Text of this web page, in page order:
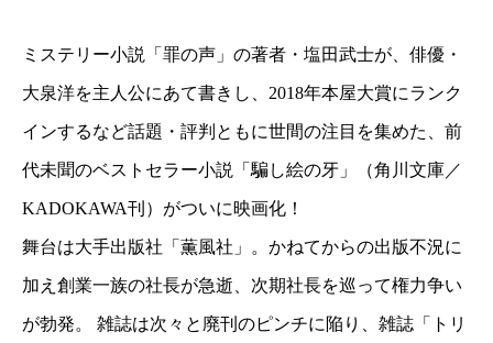
ミステリー小説「罪の声」の著者・塩田武士が、俳優・
大泉洋を主人公にあて書きし、2018年本屋大賞にランク
インするなど話題・評判ともに世間の注目を集めた、前
代未聞のベストセラー小説「騙し絵の牙」（角川文庫／
KADOKAWA刊）がついに映画化！
舞台は大手出版社「薫風社」。かねてからの出版不況に
加え創業一族の社長が急逝、次期社長を巡って権力争い
が勃発。 雑誌は次々と廃刊のピンチに陥り、雑誌「トリ